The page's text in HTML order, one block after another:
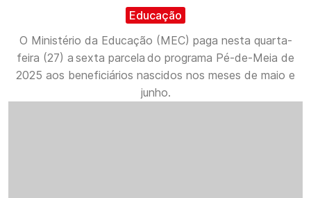
Educação
O Ministério da Educação (MEC) paga nesta quarta-
feira (27) a sexta parcela do programa Pé-de-Meia de
2025 aos beneficiários nascidos nos meses de maio e
junho.